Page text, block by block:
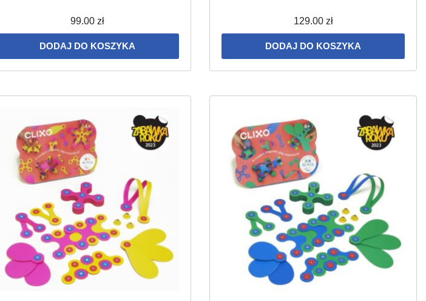
99.00zł
DODAJ DO KOSZYKA
129.00 zł
DODAJ DO KOSZYKA